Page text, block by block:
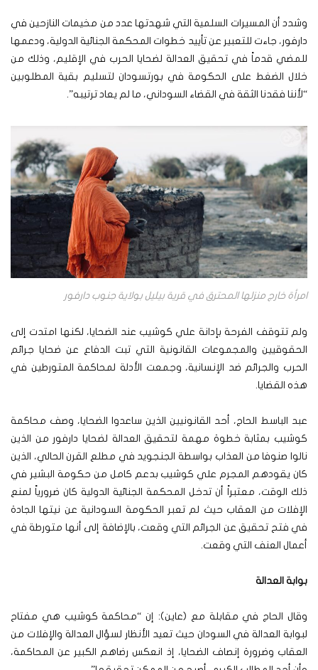
وشدد أن المسيرات السلمية التي شهدتها عدد من مخيمات النازحين في
دارفور، جاءت للتعبير عن تأييد خطوات المحكمة الجنائية الدولية، ودعمها
للمضي قدماً في تحقيق العدالة لضحايا الحرب في الإقليم، وذلك من
خلال الضغط على الحكومة في بورتسودان لتسليم بقية المطلوبين
“لأننا فقدنا الثقة في القضاء السوداني، ما لم يعاد ترتيبه”.
امرأة خارج منزلها المحترق في قرية بيليل بولاية جنوب دارفور
ولم تتوقف الفرحة بإدانة علي كوشيب عند الضحايا، لكنها امتدت إلى
الحقوقيين والمجموعات القانونية التي تبت الدفاع عن ضحايا جرائم
الحرب والجرائم ضد الإنسانية، وجمعت الأدلة لمحاكمة المتورطين في
هذه القضايا.
عبد الباسط الحاج، أحد القانونيين الذين ساعدوا الضحايا، وصف محاكمة
كوشيب بمثابة خطوة مهمة لتحقيق العدالة لضحايا دارفور من الذين
نالوا صنوفا من العذاب بواسطة الجنجويد في مطلع القرن الحالي، الذين
كان يقودهم المجرم علي كوشيب بدعم كامل من حكومة البشير في
ذلك الوقت، معتبراً أن تدخل المحكمة الجنائية الدولية كان ضرورياً لمنع
الإفلات من العقاب حيث لم تعبر الحكومة السودانية عن نيتها الجادة
في فتح تحقيق عن الجرائم التي وقعت، بالإضافة إلى أنها متورطة في
أعمال العنف التي وقعت.
بوابة العدالة
وقال الحاج في مقابلة مع (عاين): إن “محاكمة كوشيب هي مفتاح
لبوابة العدالة في السودان حيث تعيد الأنظار لسؤال العدالة والإفلات من
العقاب وضرورة إنصاف الضحايا، إذ انعكس رضاهم الكبير عن المحاكمة،